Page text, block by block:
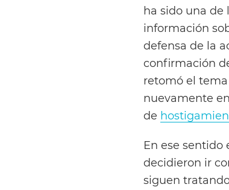
ha sido una de
información
defensa de la
confirmación
retomó el
nuevamente
de
En ese sentido
decidieron ir
siguen